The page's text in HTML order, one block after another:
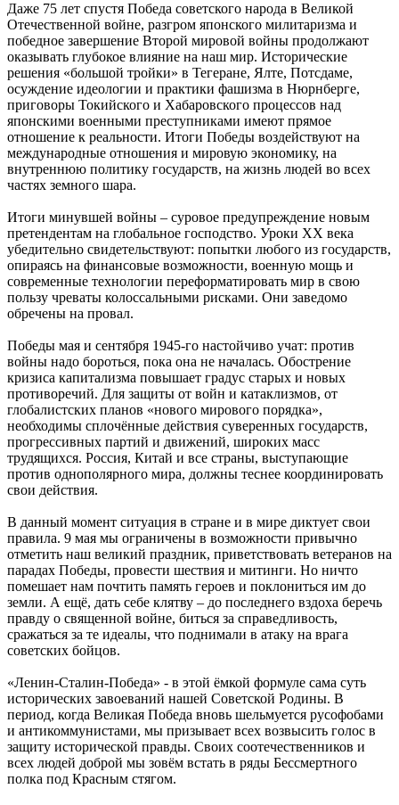
Даже 75 лет спустя Победа советского народа в Великой
Отечественной войне, разгром японского милитаризма и
победное завершение Второй мировой войны продолжают
оказывать глубокое влияние на наш мир. Исторические
решения «большой тройки» в Тегеране, Ялте, Потсдаме,
осуждение идеологии и практики фашизма в Нюрнберге,
приговоры Токийского и Хабаровского процессов над
японскими военными преступниками имеют прямое
отношение к реальности. Итоги Победы воздействуют на
международные отношения и мировую экономику, на
внутреннюю политику государств, на жизнь людей во всех
частях земного шара.
Итоги минувшей войны – суровое предупреждение новым
претендентам на глобальное господство. Уроки ХХ века
убедительно свидетельствуют: попытки любого из государств,
опираясь на финансовые возможности, военную мощь и
современные технологии переформатировать мир в свою
пользу чреваты колоссальными рисками. Они заведомо
обречены на провал.
Победы мая и сентября 1945-го настойчиво учат: против
войны надо бороться, пока она не началась. Обострение
кризиса капитализма повышает градус старых и новых
противоречий. Для защиты от войн и катаклизмов, от
глобалистских планов «нового мирового порядка»,
необходимы сплочённые действия суверенных государств,
прогрессивных партий и движений, широких масс
трудящихся. Россия, Китай и все страны, выступающие
против однополярного мира, должны теснее координировать
свои действия.
В данный момент ситуация в стране и в мире диктует свои
правила. 9 мая мы ограничены в возможности привычно
отметить наш великий праздник, приветствовать ветеранов на
парадах Победы, провести шествия и митинги. Но ничто
помешает нам почтить память героев и поклониться им до
земли. А ещё, дать себе клятву – до последнего вздоха беречь
правду о священной войне, биться за справедливость,
сражаться за те идеалы, что поднимали в атаку на врага
советских бойцов.
«Ленин-Сталин-Победа» - в этой ёмкой формуле сама суть
исторических завоеваний нашей Советской Родины. В
период, когда Великая Победа вновь шельмуется русофобами
и антикоммунистами, мы призывает всех возвысить голос в
защиту исторической правды. Своих соотечественников и
всех людей доброй мы зовём встать в ряды Бессмертного
полка под Красным стягом.